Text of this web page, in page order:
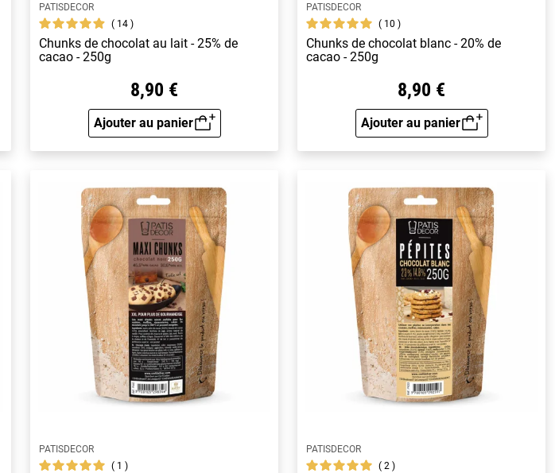
PATISDECOR
14
Chunks de chocolat au lait - 25% de
cacao - 250g
8,90 €
Ajouter au panier
Aperçu rapide
PATISDECOR
10
Chunks de chocolat blanc - 20% de
cacao - 250g
8,90 €
Ajouter au panier
Aperçu rapide
PATISDECOR
1
PATISDECOR
2